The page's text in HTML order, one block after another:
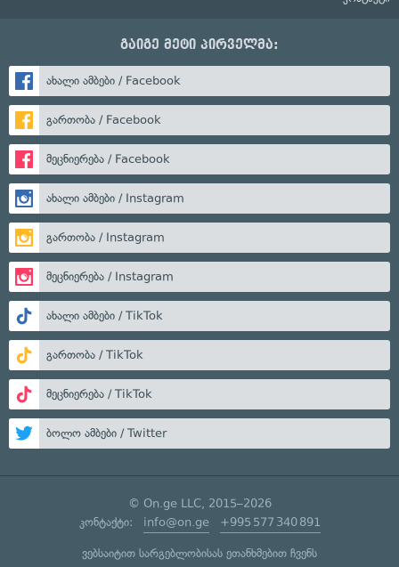
გაიგე მეტი პირველმა:
ახალი ამბები / Facebook
გართობა / Facebook
მეცნიერება / Facebook
ახალი ამბები / Instagram
გართობა / Instagram
მეცნიერება / Instagram
ახალი ამბები / TikTok
გართობა / TikTok
მეცნიერება / TikTok
ბოლო ამბები / Twitter
© On.ge LLC, 2015–2026
კონტაქტი: info@on.ge +995 577 340 891
ვებსაიტით სარგებლობისას ეთანხმებით ჩვენს